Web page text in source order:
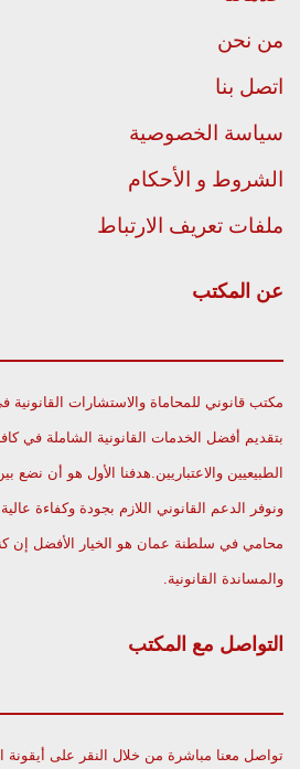
من نحن
اتصل بنا
سياسة الخصوصية
الشروط و الأحكام
ملفات تعريف الارتباط
عن المكتب
مكتب قانوني للمحاماة والاستشارات
بتقديم أفضل الخدمات القانونية الشاملة في
الطبيعيين والاعتباريين.هدفنا الأول هو أن
ونوفر الدعم القانوني اللازم بجودة وكفاءة
محامي في سلطنة عمان هو الخيار الأفضل إن
والمساندة القانونية.
التواصل مع المكتب
تواصل معنا مباشرة من خلال النقر على